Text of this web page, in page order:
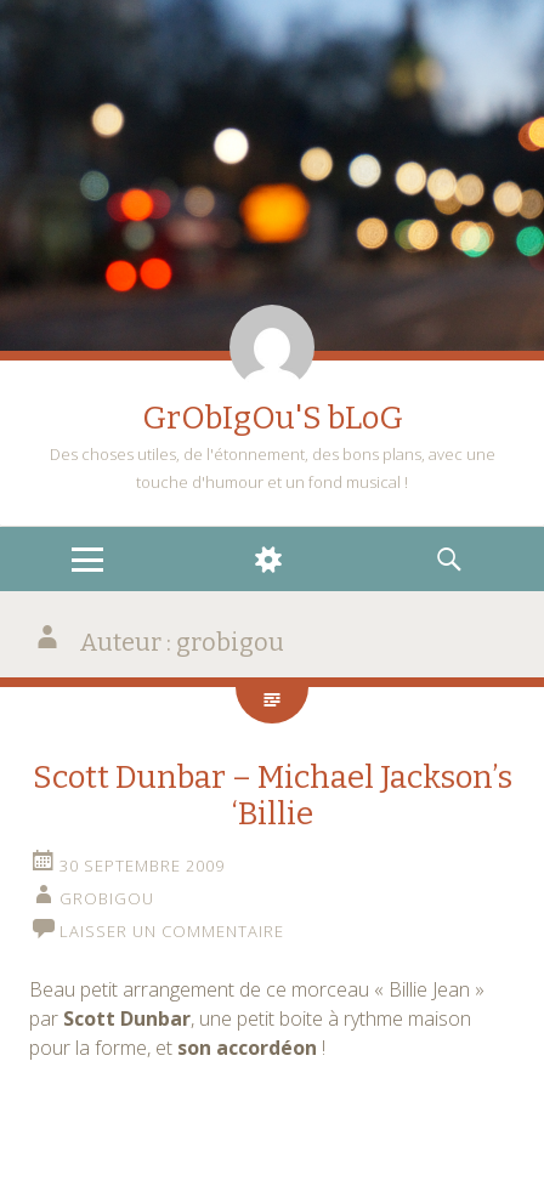
GrObIgOu'S bLoG
Des choses utiles, de l'étonnement, des bons plans, avec une
touche d'humour et un fond musical !
MENU
WIDGETS
RECHERCHE
Auteur : grobigou
Scott Dunbar – Michael Jackson’s
‘Billie
30 SEPTEMBRE 2009
GROBIGOU
LAISSER UN COMMENTAIRE
Beau petit arrangement de ce morceau « Billie Jean »
par Scott Dunbar, une petit boite à rythme maison
pour la forme, et son accordéon !